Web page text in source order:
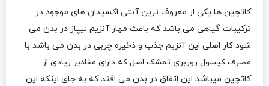
کاتچین ها یکی از معروف ترین آنتی اکسیدان های موجود در
ترکیبات گیاهی می باشد که باعث مهار آنزیم لیپاز در بدن می
شود کار اصلی این آنزیم جذب و ذخیره چربی در بدن می باشد با
مصرف کپسول روزبری تمشک اصل که دارای مقادیر زیادی از
کاتچین میباشد این اتفاق در بدن می افتد که به جای اینکه این